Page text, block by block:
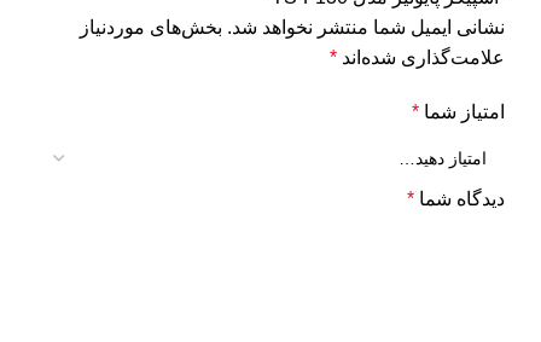
نشانی ایمیل شما منتشر نخواهد شد. بخش‌های موردنیاز
علامت‌گذاری شده‌اند *
امتیاز شما *
دیدگاه شما *